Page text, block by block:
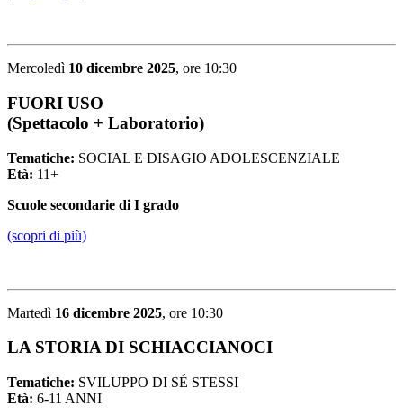
Mercoledì 10 dicembre 2025, ore 10:30
FUORI USO
(Spettacolo + Laboratorio)
Tematiche: SOCIAL E DISAGIO ADOLESCENZIALE
Età: 11+
Scuole secondarie di I grado
(scopri di più)
Martedì 16 dicembre 2025, ore 10:30
LA STORIA DI SCHIACCIANOCI
Tematiche: SVILUPPO DI SÉ STESSI
Età: 6-11 ANNI